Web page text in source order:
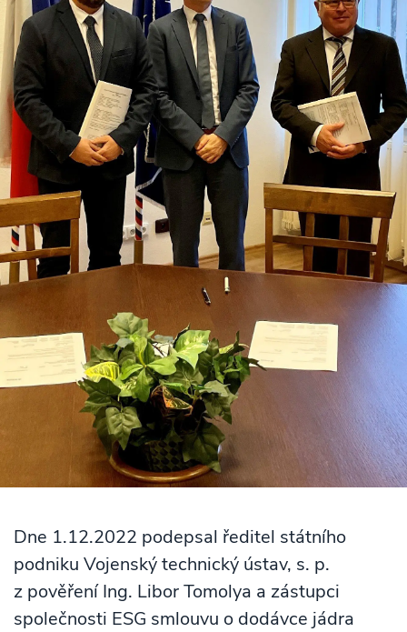
Dne 1.12.2022 podepsal ředitel státního
podniku Vojenský technický ústav, s. p.
z pověření Ing. Libor Tomolya a zástupci
společnosti ESG smlouvu o dodávce jádra